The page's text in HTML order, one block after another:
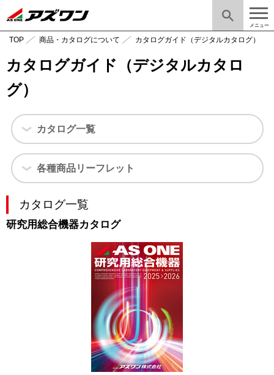
メニュー
TOP 商品・カタログについて カタログガイド（デジタルカタログ）
カタログガイド（デジタルカタロ
グ）
カタログ一覧
各種商品リーフレット
カタログ一覧
研究用総合機器カタログ